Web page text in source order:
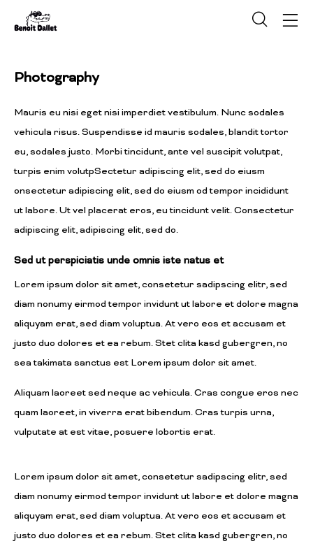
Photography
Mauris eu nisi eget nisi imperdiet vestibulum. Nunc sodales
vehicula risus. Suspendisse id mauris sodales, blandit tortor
eu, sodales justo. Morbi tincidunt, ante vel suscipit volutpat,
turpis enim volutpSectetur adipiscing elit, sed do eiusm
onsectetur adipiscing elit, sed do eiusm od tempor incididunt
ut labore. Ut vel placerat eros, eu tincidunt velit. Consectetur
adipiscing elit, adipiscing elit, sed do.
Sed ut perspiciatis unde omnis iste natus et
Lorem ipsum dolor sit amet, consetetur sadipscing elitr, sed
diam nonumy eirmod tempor invidunt ut labore et dolore magna
aliquyam erat, sed diam voluptua. At vero eos et accusam et
justo duo dolores et ea rebum. Stet clita kasd gubergren, no
sea takimata sanctus est Lorem ipsum dolor sit amet.
Aliquam laoreet sed neque ac vehicula. Cras congue eros nec
quam laoreet, in viverra erat bibendum. Cras turpis urna,
vulputate at est vitae, posuere lobortis erat.
Lorem ipsum dolor sit amet, consetetur sadipscing elitr, sed
diam nonumy eirmod tempor invidunt ut labore et dolore magna
aliquyam erat, sed diam voluptua. At vero eos et accusam et
justo duo dolores et ea rebum. Stet clita kasd gubergren, no